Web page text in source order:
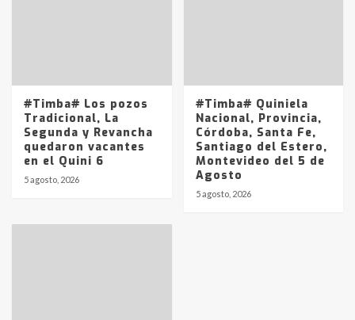
#Timba# Los pozos
Tradicional, La
Segunda y Revancha
quedaron vacantes
en el Quini 6
5 agosto, 2026
#Timba# Quiniela
Nacional, Provincia,
Córdoba, Santa Fe,
Santiago del Estero,
Montevideo del 5 de
Agosto
5 agosto, 2026